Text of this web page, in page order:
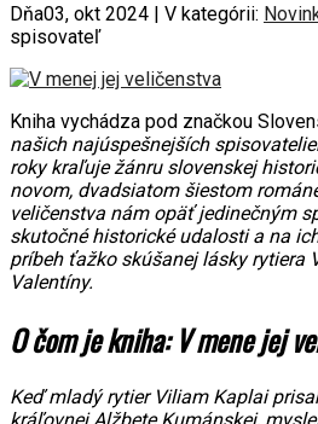
Dňa03, okt 2024 | V kategórii:
spisovateľ
Kniha vychádza pod značkou
našich najúspešnejších
roky kraľuje žánru slovenskej
novom, dvadsiatom šiestom
veličenstva nám opäť jedinečným
skutočné historické udalosti a na
príbeh ťažko skúšanej lásky rytiera
Valentíny.
O čom je kniha:V mene jej
Keď mladý rytier Viliam Kaplai
kráľovnej Alžbete Kumánskej,